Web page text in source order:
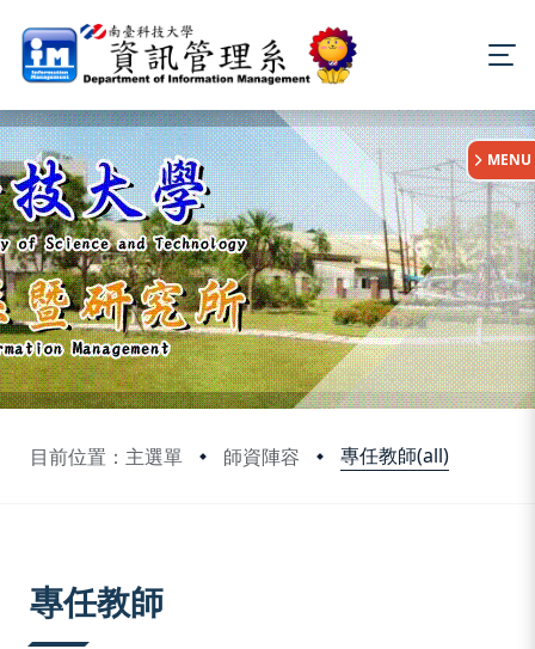
目前位置：主選單 師資陣容 專任教師(all)
:::
MENU
專任教師